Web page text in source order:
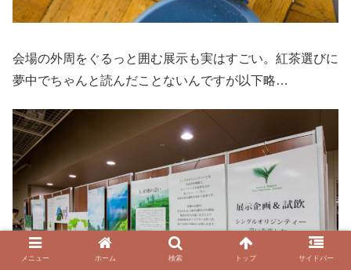
会場の外周をぐるっと囲む展示も実はすごい。紅茶選びに
夢中でちゃんと読んだことないんですが以下略…
メニュー ホーム 検索 トップ サイドバー